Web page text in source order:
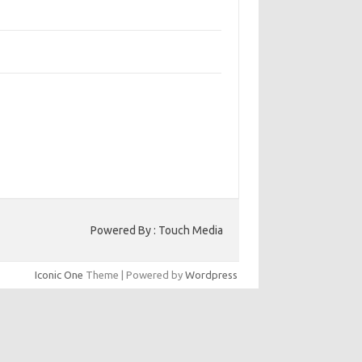
Powered By : Touch Media
Iconic One Theme | Powered by Wordpress